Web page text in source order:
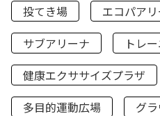
投てき場
エコパア
サブアリーナ
トレ
健康エクササイズプラザ
多目的運動広場
グ